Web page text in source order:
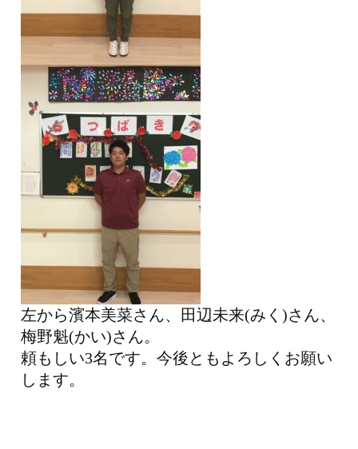
左から濱本美菜さん、田辺未来(みく)さん、
梅野魁(かい)さん。
頼もしい3名です。今後ともよろしくお願い
します。